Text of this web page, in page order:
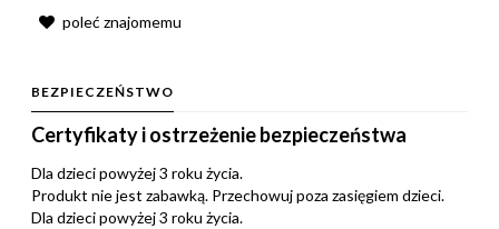
poleć znajomemu
BEZPIECZEŃSTWO
Certyfikaty i ostrzeżenie bezpieczeństwa
Dla dzieci powyżej 3 roku życia.
Produkt nie jest zabawką. Przechowuj poza zasięgiem dzieci.
Dla dzieci powyżej 3 roku życia.